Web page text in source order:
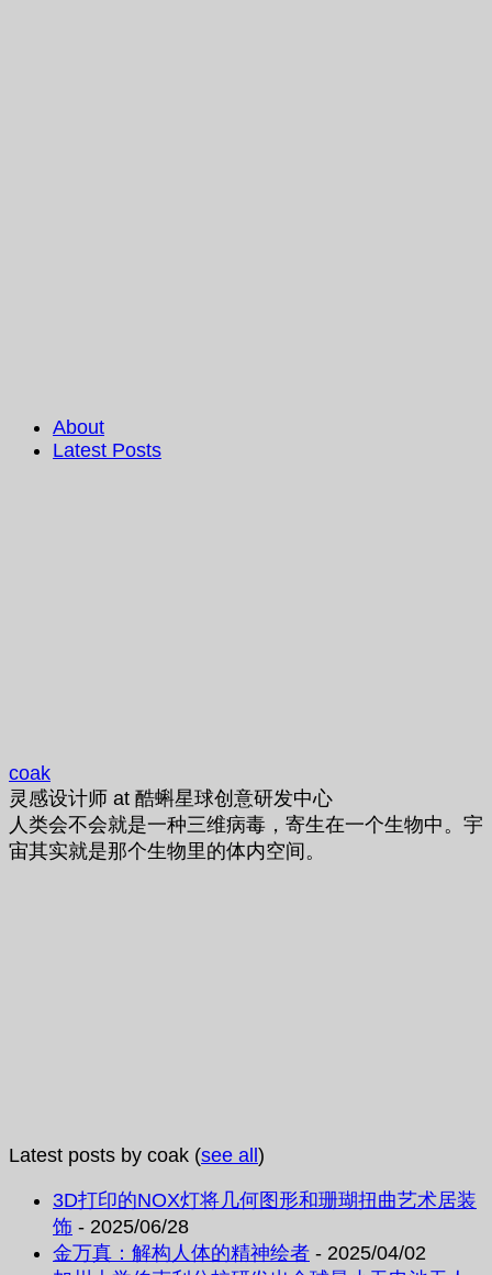
About
Latest Posts
coak
灵感设计师 at 酷蝌星球创意研发中心
人类会不会就是一种三维病毒，寄生在一个生物中。宇
宙其实就是那个生物里的体内空间。
Latest posts by coak (see all )
3D打印的NOX灯将几何图形和珊瑚扭曲艺术居装
饰 - 2025/06/28
金万真：解构人体的精神绘者 - 2025/04/02